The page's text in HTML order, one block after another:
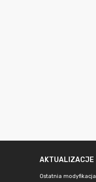
AKTUALIZACJE
Ostatnia modyfikacja